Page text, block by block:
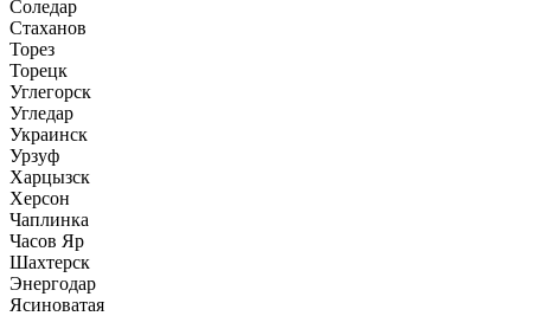
Соледар
Стаханов
Торез
Торецк
Углегорск
Угледар
Украинск
Урзуф
Харцызск
Херсон
Чаплинка
Часов Яр
Шахтерск
Энергодар
Ясиноватая